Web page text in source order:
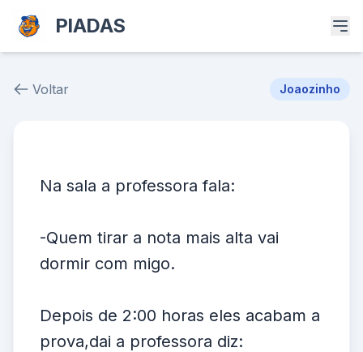
PIADAS
Voltar Joaozinho
Na sala a professora fala:
-Quem tirar a nota mais alta vai
dormir com migo.
Depois de 2:00 horas eles acabam a
prova,dai a professora diz: